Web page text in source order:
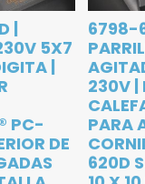
|
5X7
|
PC-
DE
6798-
230V |
PARA
620D